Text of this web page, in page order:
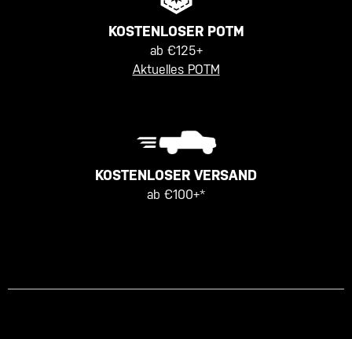
KOSTENLOSER POTM
ab €125+
Aktuelles POTM
KOSTENLOSER VERSAND
ab €100+*